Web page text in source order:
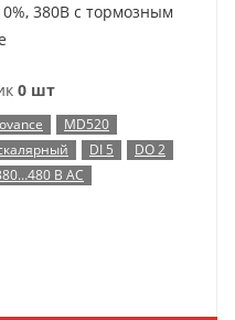
380В с тормозным
0 шт
MD520
DI 5
DO 2
В AC